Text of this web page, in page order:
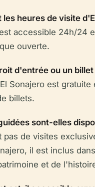
les heures de visite
accessible 24h/24
ouverte.
d'entrée ou un billet
Sonajero est gratuite
billets.
sont-elles
pas de visites
il est inclus
et de